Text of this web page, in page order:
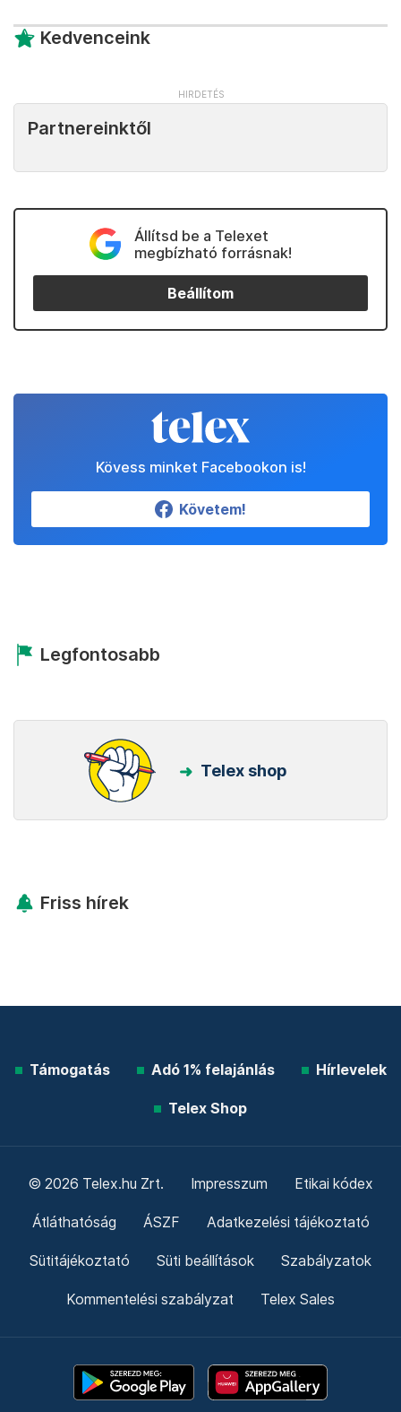
Kedvenceink
Partnereinktől
Állítsd be a Telexet
megbízható forrásnak!
Beállítom
Kövess minket Facebookon is!
Követem!
Legfontosabb
Telex shop
Friss hírek
Támogatás Adó 1% felajánlás Hírlevelek
Telex Shop
© 2026 Telex.hu Zrt. Impresszum Etikai kódex
Átláthatóság ÁSZF Adatkezelési tájékoztató
Sütitájékoztató Süti beállítások Szabályzatok
Kommentelési szabályzat Telex Sales